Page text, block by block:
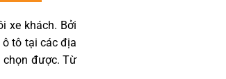
xe khách. Bởi
tô tại các địa
chọn được. Từ